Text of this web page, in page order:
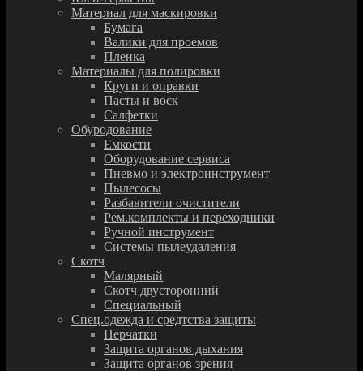
Материал для маскировки
Бумага
Валики для проемов
Пленка
Материалы для полировки
Круги и оправки
Пасты и воск
Салфетки
Обуродование
Емкости
Оборудование сервиса
Пневмо и электроинструмент
Пылесосы
Разбавители очистители
Рем.комплекты и переходники
Ручной инструмент
Системы пылеудаления
Скотч
Малярный
Скотч двусторонний
Специальный
Спец.одежда и средтства защиты
Перчатки
Защита органов дыхания
Защита органов зрения